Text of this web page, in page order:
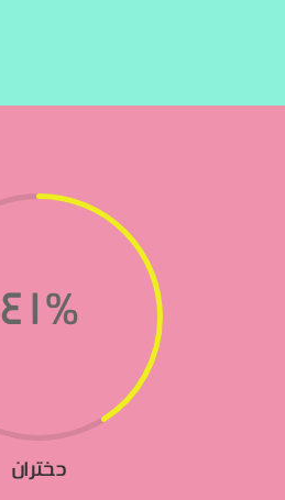
41 %
دختران